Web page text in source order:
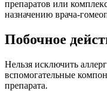
препаратов или
назначению врача-
Побочное
Нельзя исключить
вспомогательные
препарата.